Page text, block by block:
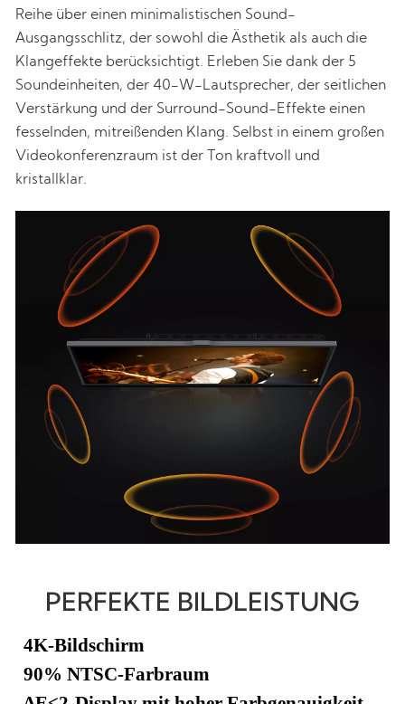
Reihe über einen minimalistischen Sound-
Ausgangsschlitz, der sowohl die Ästhetik als auch die
Klangeffekte berücksichtigt. Erleben Sie dank der 5
Soundeinheiten, der 40-W-Lautsprecher, der seitlichen
Verstärkung und der Surround-Sound-Effekte einen
fesselnden, mitreißenden Klang. Selbst in einem großen
Videokonferenzraum ist der Ton kraftvoll und
kristallklar.
PERFEKTE BILDLEISTUNG
4K-Bildschirm
90% NTSC-Farbraum